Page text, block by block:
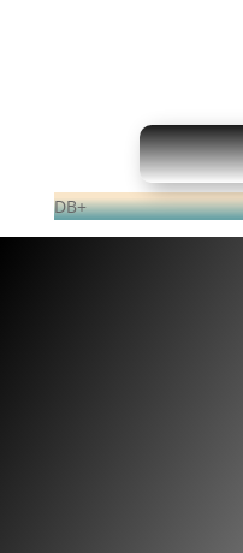
DB+